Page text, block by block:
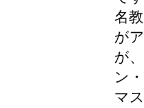
名
が
が
ン
マ